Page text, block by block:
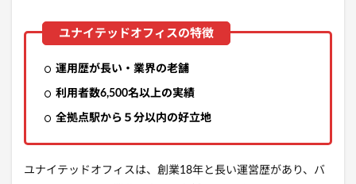
運用歴が長い・業界の老舗
利用者数6,500名以上の実績
全拠点駅から５分以内の好立地
ユナイテッドオフィスは、創業18年と長い運営歴があり、バ